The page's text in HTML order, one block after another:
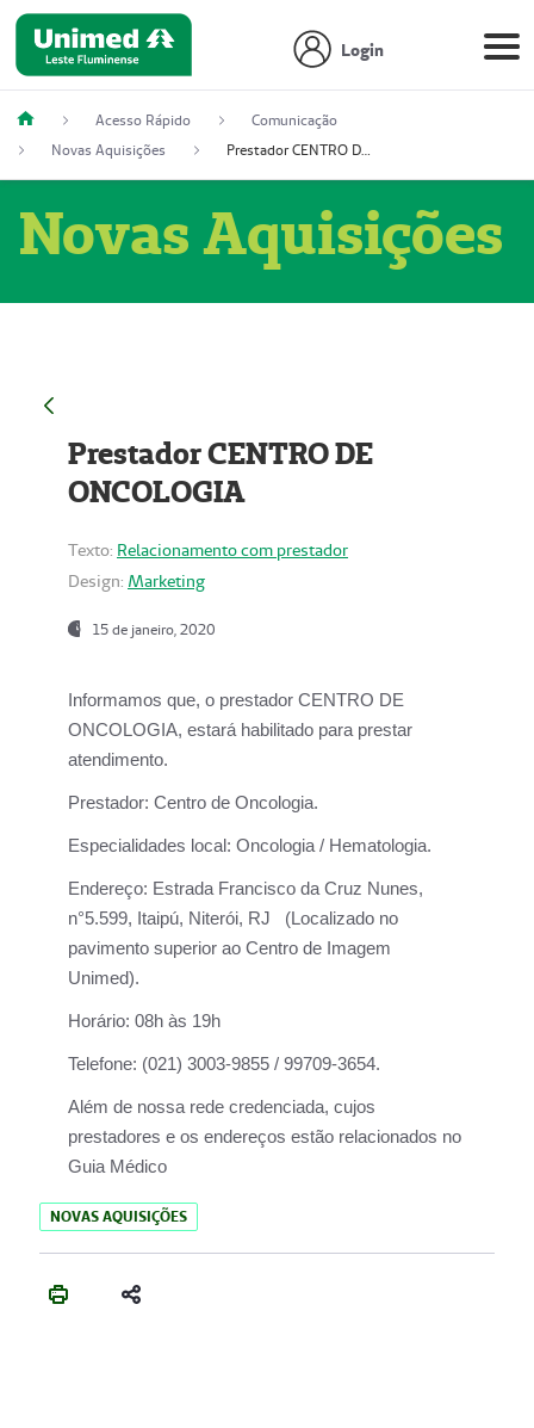
Login
Acesso Rápido
Comunicação
Novas Aquisições
Prestador CENTRO DE ONCOLOGIA
Novas Aquisições
Prestador CENTRO DE
ONCOLOGIA
Texto: Relacionamento com prestador
Design: Marketing
15 de janeiro, 2020
Informamos que, o prestador CENTRO DE
ONCOLOGIA, estará habilitado para prestar
atendimento.
Prestador: Centro de Oncologia.
Especialidades local: Oncologia / Hematologia.
Endereço: Estrada Francisco da Cruz Nunes,
n°5.599, Itaipú, Niterói, RJ (Localizado no
pavimento superior ao Centro de Imagem
Unimed).
Horário: 08h às 19h
Telefone: (021) 3003-9855 / 99709-3654.
Além de nossa rede credenciada, cujos
prestadores e os endereços estão relacionados no
Guia Médico
NOVAS AQUISIÇÕES